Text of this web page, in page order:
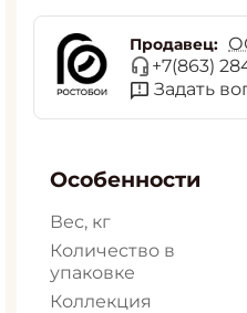
Продавец:
+7(863)
Задать
Особенности
Вес, кг
Количество в
упаковке
Коллекция